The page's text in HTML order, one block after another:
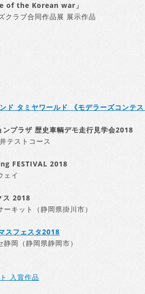
of the Korean war」
クラブ合同作品展 展示作品
ド タミヤワールド 《モデラーズコンテ
ンプラザ 歴史車輌デモ走行見学会2018
テストコース
FESTIVAL 2018
ェイ
ス 2018
キット（静岡県掛川市）
スフェスタ2018
岡（静岡県静岡市）
入賞作品